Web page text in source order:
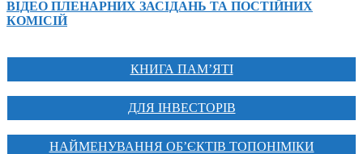
ВІДЕО ПЛЕНАРНИХ ЗАСІДАНЬ ТА ПОСТІЙНИХ
КОМІСІЙ
КНИГА ПАМ’ЯТІ
ДЛЯ ІНВЕСТОРІВ
НАЙМЕНУВАННЯ ОБ’ЄКТІВ ТОПОНІМІКИ